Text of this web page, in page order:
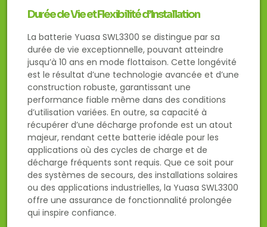
Durée de Vie et Flexibilité d’Installation
La batterie Yuasa SWL3300 se distingue par sa
durée de vie exceptionnelle, pouvant atteindre
jusqu’à 10 ans en mode flottaison. Cette longévité
est le résultat d’une technologie avancée et d’une
construction robuste, garantissant une
performance fiable même dans des conditions
d’utilisation variées. En outre, sa capacité à
récupérer d’une décharge profonde est un atout
majeur, rendant cette batterie idéale pour les
applications où des cycles de charge et de
décharge fréquents sont requis. Que ce soit pour
des systèmes de secours, des installations solaires
ou des applications industrielles, la Yuasa SWL3300
offre une assurance de fonctionnalité prolongée
qui inspire confiance.